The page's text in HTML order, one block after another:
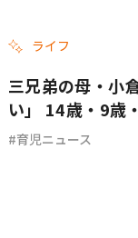
ライフ
三兄弟の母・小
い」 14歳・9歳
育児ニュース